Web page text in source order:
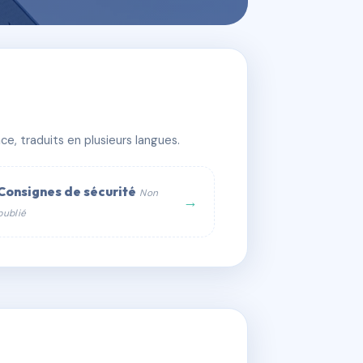
traduits en plusieurs langues.
de sécurité Non
→